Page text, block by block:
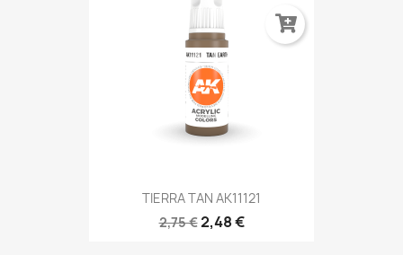
TIERRA TAN AK11121
2,75 €2,48 €